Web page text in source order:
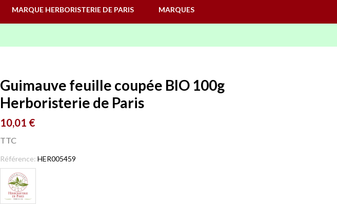
MARQUE HERBORISTERIE DE PARIS MARQUES
Guimauve feuille coupée BIO 100g
Herboristerie de Paris
10,01 €
TTC
Référence: HER005459